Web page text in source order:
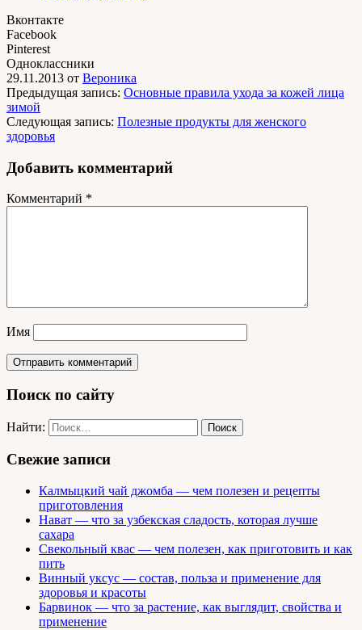
Вконтакте
Facebook
Pinterest
Одноклассники
29.11.2013 от Вероника
Предыдущая запись: Основные правила ухода за кожей лица
зимой
Следующая запись: Полезные продукты для женского
здоровья
Добавить комментарий
Комментарий *
Имя
Поиск по сайту
Найти:
Свежие записи
Калмыцкий чай джомба — чем полезен и рецепты
приготовления
Нават — что за узбекская сладость, которая лучше
сахара
Свекольный квас — чем полезен, как приготовить и как
пить
Винный уксус — состав, польза и применение для
здоровья и красоты
Барвинок — что за растение, как выглядит, свойства и
применение